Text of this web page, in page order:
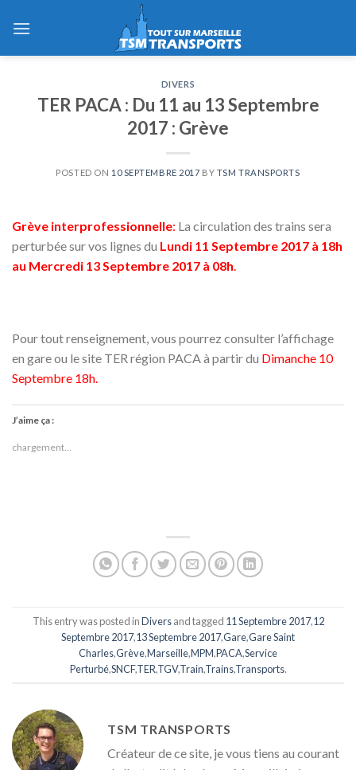
DIVERS
TER PACA : Du 11 au 13 Septembre
2017 : Grève
POSTED ON 10 SEPTEMBRE 2017 BY TSM TRANSPORTS
Grève interprofessionnelle: La circulation des trains sera
perturbée sur vos lignes du Lundi 11 Septembre 2017 à 18h
au Mercredi 13 Septembre 2017 à 08h
Pour tout renseignement, vous pourrez consulter l’affichage
en gare ou le site TER région PACA à partir du Dimanche 10
Septembre 18h.
J’aime ça :
chargement…
This entry was posted inDiversand tagged 11 Septembre 2017,12
Septembre 2017,13 Septembre 2017,Gare,Gare Saint
Charles,Grève,Marseille,MPM,PACA,Service
Perturbé,SNCF,TER,TGV,Train,Trains,Transports.
TSM TRANSPORTS
Créateur de ce site, je vous tiens au courant